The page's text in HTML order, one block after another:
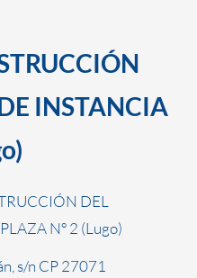
INSTANCIA
DEL
Nº 2 (Lugo)
s/n CP 27071